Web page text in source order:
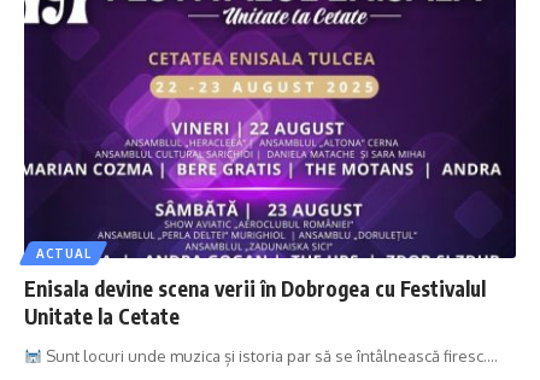
ACTUAL
Enisala devine scena verii în Dobrogea cu Festivalul
Unitate la Cetate
Sunt locuri unde muzica și istoria par să se întâlnească firesc.…